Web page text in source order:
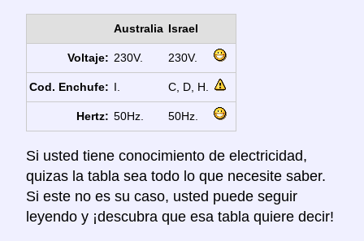
Australia Israel
Voltaje: 230V. 230V.
Cod. Enchufe: I. C, D, H.
Hertz: 50Hz. 50Hz.
Si usted tiene conocimiento de electricidad,
quizas la tabla sea todo lo que necesite saber.
Si este no es su caso, usted puede seguir
leyendo y ¡descubra que esa tabla quiere decir!